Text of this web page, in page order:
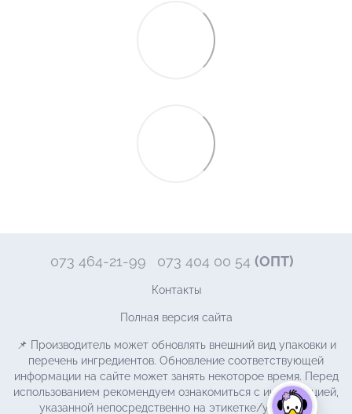
073 464-21-99 073 404 00 54 (ОПТ)
Контакты
Полная версия сайта
📌 Производитель может обновлять внешний вид упаковки и
перечень ингредиентов. Обновление соответствующей
информации на сайте может занять некоторое время. Перед
использованием рекомендуем ознакомиться с информацией,
указанной непосредственно на этикетке/упаковке.